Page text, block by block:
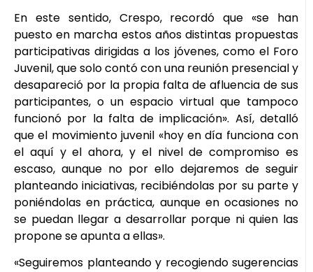
En este sentido, Crespo, recordó que «se han
puesto en marcha estos años distintas propuestas
participativas dirigidas a los jóvenes, como el Foro
Juvenil, que solo contó con una reunión presencial y
desapareció por la propia falta de afluencia de sus
participantes, o un espacio virtual que tampoco
funcionó por la falta de implicación». Así, detalló
que el movimiento juvenil «hoy en día funciona con
el aquí y el ahora, y el nivel de compromiso es
escaso, aunque no por ello dejaremos de seguir
planteando iniciativas, recibiéndolas por su parte y
poniéndolas en práctica, aunque en ocasiones no
se puedan llegar a desarrollar porque ni quien las
propone se apunta a ellas».
«Seguiremos planteando y recogiendo sugerencias